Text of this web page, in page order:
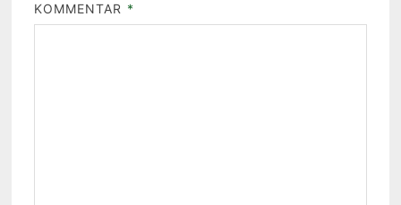
KOMMENTAR *